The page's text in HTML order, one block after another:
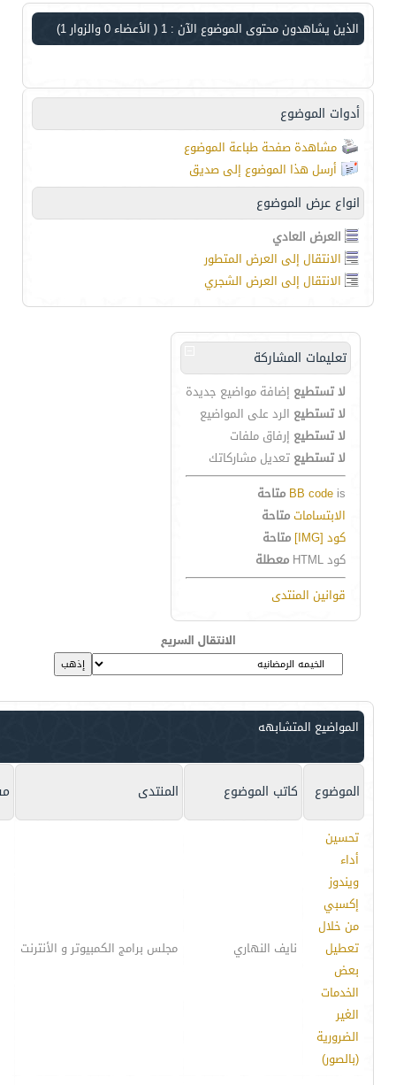
الذين يشاهدون محتوى الموضوع الآن : 1 ( الأعضاء 0 والزوار 1)
أدوات الموضوع
مشاهدة صفحة طباعة الموضوع
أرسل هذا الموضوع إلى صديق
انواع عرض الموضوع
العرض العادي
الانتقال إلى العرض المتطور
الانتقال إلى العرض الشجري
تعليمات المشاركة
لا تستطيع إضافة مواضيع جديدة
لا تستطيع الرد على المواضيع
لا تستطيع إرفاق ملفات
لا تستطيع تعديل مشاركاتك
BB code is
متاحة
الابتساماتمتاحة
كود [IMG]
متاحة
كود HTML
معطلة
قوانين المنتدى
الانتقال السريع
المواضيع المتشابهه
الموضوع كاتب الموضوع المنتدى
تحسين
أداء
ويندوز
إكسبي
من خلال
تعطيل
بعض
الخدمات
الغير
الضرورية
(بالصور)
نايف النهاري مجلس برامج الكمبيوتر و الأنترنت